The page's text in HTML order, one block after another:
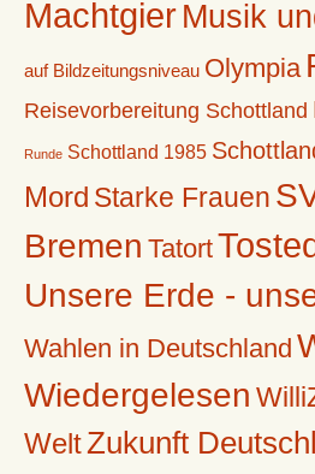
MachtgierMusik
auf Bildzeitungsniveau Olympia
Reisevorbereitung Schottland
Runde Schottland 1985
Mord Starke Frauen
Bremen Tatort
Unsere Erde -
Wahlen in Deutschland
Wiedergelesen
WeltZukunft